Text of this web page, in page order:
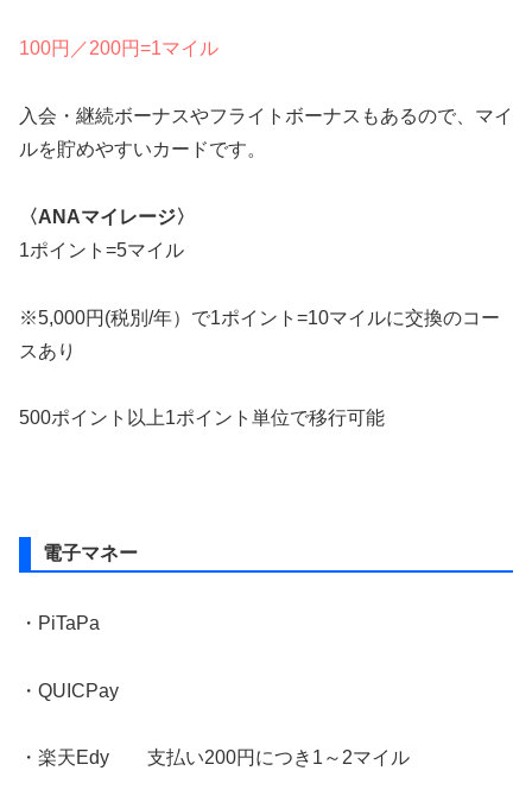
100円／200円=1マイル
入会・継続ボーナスやフライトボーナスもあるので、マイ
ルを貯めやすいカードです。
〈ANAマイレージ〉
1ポイント=5マイル
※5,000円(税別/年）で1ポイント=10マイルに交換のコー
スあり
500ポイント以上1ポイント単位で移行可能
電子マネー
・PiTaPa
・QUICPay
・楽天Edy 支払い200円につき1～2マイル